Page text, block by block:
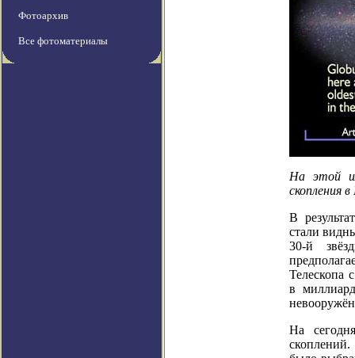
Фотоархив
Все фотоматериалы
На этой
скопления
В
стали
30-й
Телескопа
в
На